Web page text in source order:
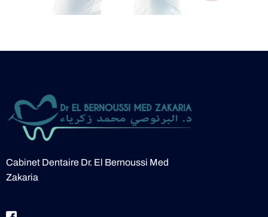
Cabinet Dentaire Dr. El Bernoussi Med
Zakaria